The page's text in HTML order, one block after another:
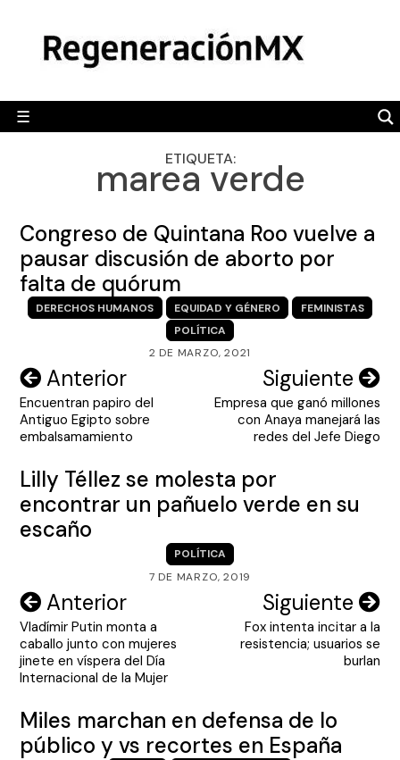
content
☰
POLÍTICA
CAMALEÓN
OPINIÓN
ENGLISH SECTION
VIDEOS
ETIQUETA:
marea verde
Congreso de Quintana Roo vuelve a
pausar discusión de aborto por
falta de quórum
DERECHOS HUMANOS EQUIDAD Y GÉNERO
FEMINISTAS
POLÍTICA
2 DE MARZO, 2021
Navegación
de
entradas
Anterior
Encuentran papiro del
Antiguo Egipto sobre
embalsamamiento
Siguiente
Empresa que ganó millones
con Anaya manejará las
redes del Jefe Diego
Lilly Téllez se molesta por
encontrar un pañuelo verde en su
escaño
POLÍTICA
7 DE MARZO, 2019
Navegación
de
entradas
Anterior
Vladímir Putin monta a
caballo junto con mujeres
jinete en víspera del Día
Internacional de la Mujer
Siguiente
Fox intenta incitar a la
resistencia; usuarios se
burlan
Miles marchan en defensa de lo
público y vs recortes en España